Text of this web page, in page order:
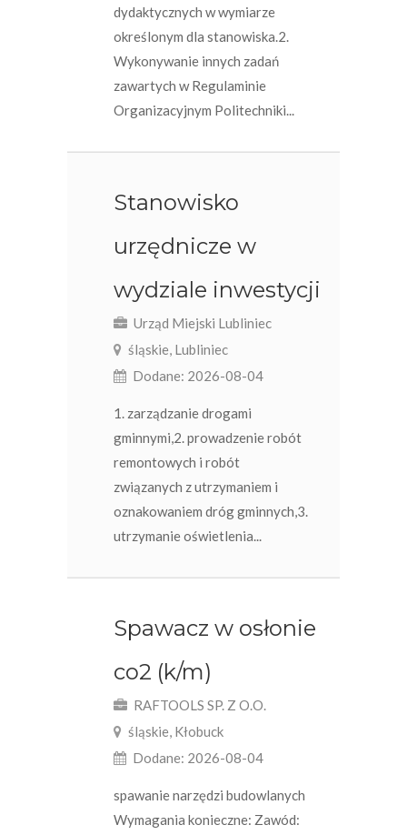
dydaktycznych w wymiarze
określonym dla stanowiska.2.
Wykonywanie innych zadań
zawartych w Regulaminie
Organizacyjnym Politechniki...
Stanowisko
urzędnicze w
wydziale inwestycji
Urząd Miejski Lubliniec
śląskie, Lubliniec
Dodane: 2026-08-04
1. zarządzanie drogami
gminnymi,2. prowadzenie robót
remontowych i robót
związanych z utrzymaniem i
oznakowaniem dróg gminnych,3.
utrzymanie oświetlenia...
Spawacz w osłonie
co2 (k/m)
RAFTOOLS SP. Z O.O.
śląskie, Kłobuck
Dodane: 2026-08-04
spawanie narzędzi budowlanych
Wymagania konieczne: Zawód: